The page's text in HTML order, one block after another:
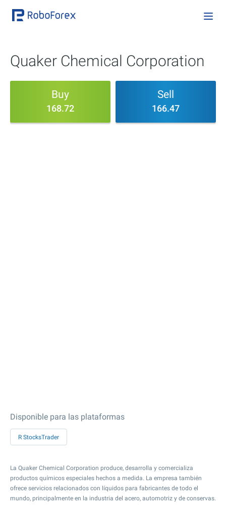
Quaker Chemical Corporation
Buy
168.72
Sell
166.47
Disponible para las plataformas
R StocksTrader
La Quaker Chemical Corporation produce, desarrolla y comercializa
productos químicos especiales hechos a medida. La empresa también
ofrece servicios relacionados con líquidos para fabricantes de todo el
mundo, principalmente en la industria del acero, automotriz y de conservas.